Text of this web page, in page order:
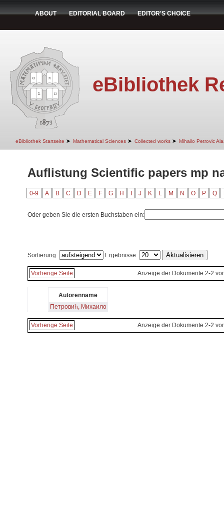
ABOUT EDITORIAL BOARD EDITOR'S CHOICE
eBibliothek
eBibliothek Startseite ➤ Mathematical Sciences ➤ Collected works ➤ Mihailo Petrovic
Auflistung Scientific papers mp
0-9 A B C D E F G H J K L M N O P Q
Oder geben Sie die ersten Buchstaben ein:
Sortierung: Ergebnisse:
Vorherige Seite Anzeige der Dokumente 2-2
Autorenname
Петровић, Михаило
Vorherige Seite Anzeige der Dokumente 2-2